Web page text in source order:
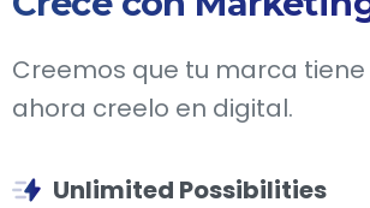
Creemos que tu marca
ahora creelo en digital.
Unlimited Possibilities